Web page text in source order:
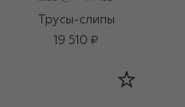
Трусы-слипы
19 510 ₽